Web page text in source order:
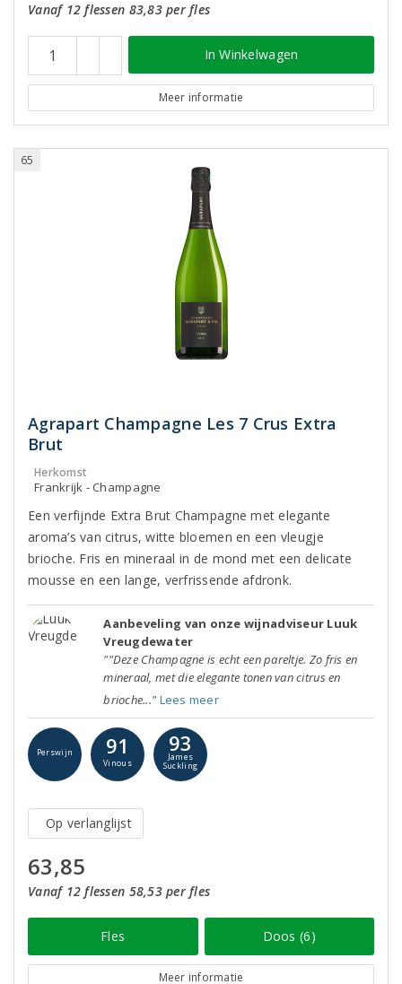
Vanaf 12 flessen 83,83 per fles
In Winkelwagen
Meer informatie
65
Agrapart Champagne Les 7 Crus Extra
Brut
Herkomst
Frankrijk - Champagne
Een verfijnde Extra Brut Champagne met elegante
aroma’s van citrus, witte bloemen en een vleugje
brioche. Fris en mineraal in de mond met een delicate
mousse en een lange, verfrissende afdronk.
Aanbeveling van onze wijnadviseur Luuk
Vreugdewater
""Deze Champagne is echt een pareltje. Zo fris en
mineraal, met die elegante tonen van citrus en
brioche..." Lees meer
Perswijn 91
Vinous
93
James
Suckling
Op verlanglijst
63,85
Vanaf 12 flessen 58,53 per fles
Fles Doos (6)
Meer informatie